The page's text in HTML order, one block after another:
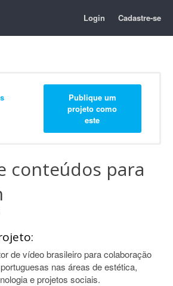
Login Cadastre-se
Publique um
projeto como
este
conteúdos para
de vídeo brasileiro para colaboração
nas áreas de estética,
e projetos sociais.